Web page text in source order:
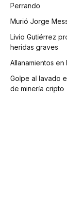
Perrando
Murió Jorge
Livio Gutiérrez
heridas graves
Allanamientos
Golpe al lavado
de minería cripto